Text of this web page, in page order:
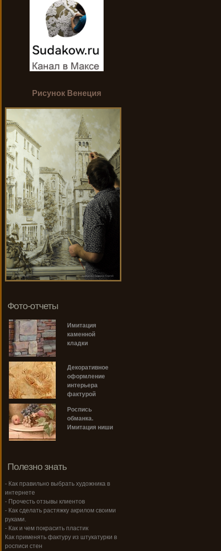
Рисунок Венеция
Фото-отчеты
Имитация
каменной
кладки
Декоративное
оформление
интерьера
фактурой
Роспись
обманка.
Имитация ниши
Полезно знать
- Как правильно выбрать художника в
интернете
- Прочесть отзывы клиентов
- Как сделать растяжку акрилом своими
руками.
- Как и чем покрасить пластик
Как применять фактуру из штукатурки в
росписи стен